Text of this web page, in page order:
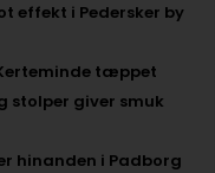
effekt i Pedersker by
tæppet
stolper giver smuk
hinanden i Padborg